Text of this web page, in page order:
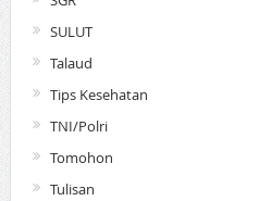
SULUT
Talaud
Tips Kesehatan
TNI/Polri
Tomohon
Tulisan